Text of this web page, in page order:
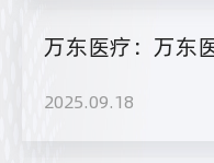
万东医疗：万东
2025.09.18